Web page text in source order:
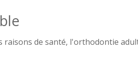
raisons de santé, l'orthodontie